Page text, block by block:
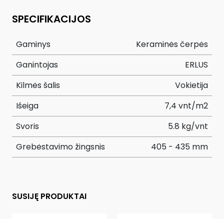
SPECIFIKACIJOS
Gaminys
Keraminės čerpės
Ganintojas
ERLUS
Kilmės šalis
Vokietija
Išeiga
7,4 vnt/m2
Svoris
5.8 kg/vnt
Grebėstavimo žingsnis
405 - 435 mm
SUSIJĘ PRODUKTAI